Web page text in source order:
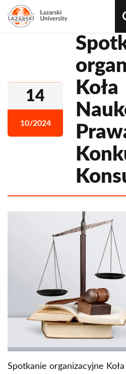
14
10/2024
Koła
Spotkanie organizacyjne